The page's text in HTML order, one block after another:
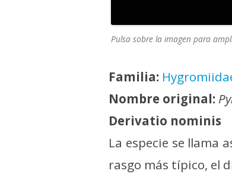
Pulsa sobre la imagen para
Familia:
Nombre original:
Derivatio nominis
La especie se llama
rasgo más típico, el